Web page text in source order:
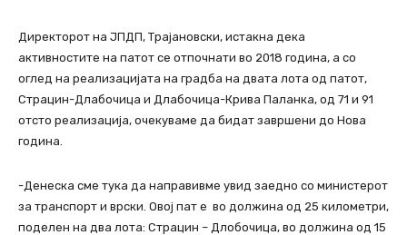
Директорот на ЈПДП, Трајановски, истакна дека
активностите на патот се отпочнати во 2018 година, а со
оглед на реализацијата на градба на двата лота од патот,
Страцин-Длабочица и Длабочица-Крива Паланка, од 71 и 91
отсто реализација, очекуваме да бидат завршени до Нова
година.
-Денеска сме тука да направивме увид заедно со министерот
за транспорт и врски. Овој пат е во должина од 25 километри,
поделен на два лота: Страцин – Длобочица, во должина од 15